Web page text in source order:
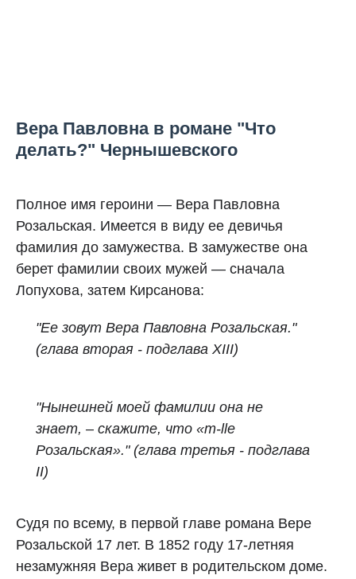
Вера Павловна в романе "Что
делать?" Чернышевского
Полное имя героини — Вера Павловна
Розальская. Имеется в виду ее девичья
фамилия до замужества. В замужестве она
берет фамилии своих мужей — сначала
Лопухова, затем Кирсанова:
"Ее зовут Вера Павловна Розальская."
(глава вторая - подглава XIII)
"Нынешней моей фамилии она не
знает, – скажите, что «m‑lle
Розальская»." (глава третья - подглава
II)
Судя по всему, в первой главе романа Вере
Розальской 17 лет. В 1852 году 17-летняя
незамужняя Вера живет в родительском доме.